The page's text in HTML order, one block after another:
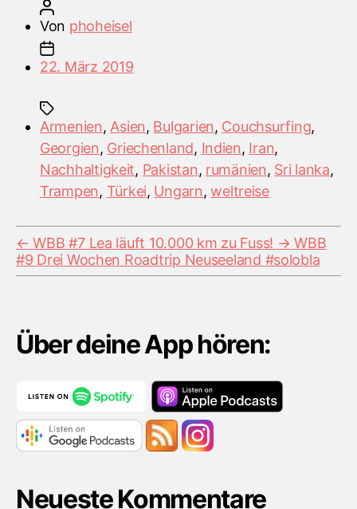
Beitragsautor
Von phoheisel
Veröffentlichungsdatum
22. März 2019
Schlagwörter
Armenien,Asien, Bulgarien, Couchsurfing,
Georgien, Griechenland, Indien, Iran,
Nachhaltigkeit, Pakistan, rumänien, Sri lanka,
Trampen, Türkei, Ungarn,weltreise
← WBB #7 Lea läuft 10.000 km zu Fuss! → WBB
#9 Drei Wochen Roadtrip Neuseeland #solobla
Über deine App hören:
Neueste Kommentare